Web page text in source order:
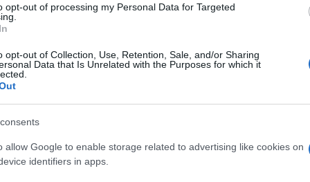
opt-out of processing my Personal Data for Targeted
opt-out of Collection, Use, Retention, Sale, and/or Sharing
Data that Is Unrelated with the Purposes for which it
allow Google to enable storage related to advertising like cookies on
identifiers in apps.
στο Ισραήλ